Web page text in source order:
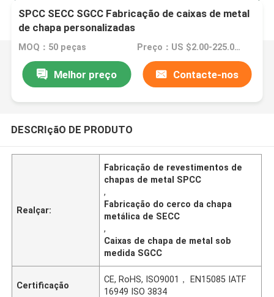
SPCC SECC SGCC Fabricação de caixas de metal
de chapa personalizadas
MOQ：50 peças Preço：US $2.00-225.00 / Piece
Melhor preço Contacte-nos
DESCRIçãO DE PRODUTO
Realçar:
Fabricação de revestimentos de
chapas de metal SPCC
,
Fabricação do cerco da chapa
metálica de SECC
,
Caixas de chapa de metal sob
medida SGCC
Certificação
CE, RoHS, ISO9001， EN15085 IATF
16949 ISO 3834